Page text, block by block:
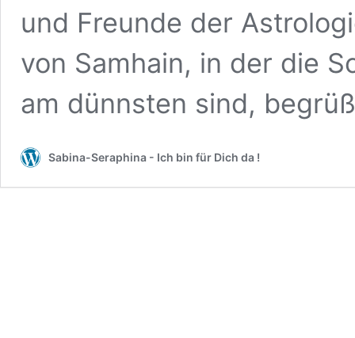
und Freunde der
von Samhain, in der die
am dünnsten sind,
Sabina-Seraphina - Ich bin für Dich da !